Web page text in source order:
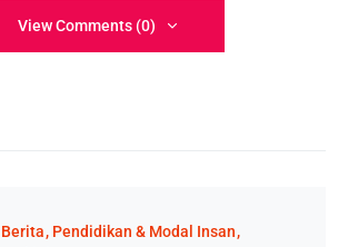
View Comments (0)
Berita Pendidikan & Modal Insan